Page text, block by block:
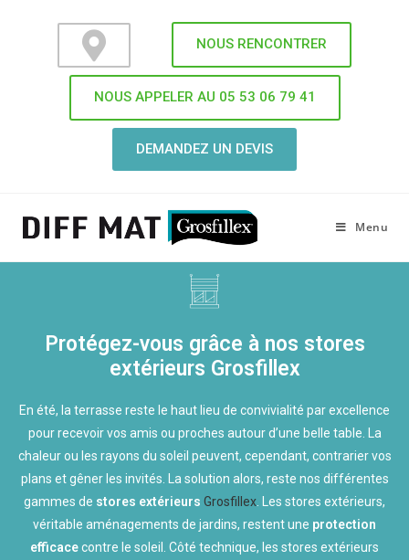
NOUS RENCONTRER
NOUS APPELER AU 05 53 06 79 41
DEMANDEZ UN DEVIS
Menu
Protégez-vous grâce à nos stores
extérieurs Grosfillex
En été, la terrasse reste le haut lieu de convivialité par excellence
pour recevoir vos amis ou proches autour d’une belle table. La
chaleur ou les rayons du soleil peuvent, cependant, contrarier vos
plans et gêner les invités. La solution alors, reste nos différentes
gammes de stores extérieurs Grosfillex . Les stores extérieurs,
véritable aménagements de jardins, restent une protection
efficacecontre le soleil. Côté technique, les stores extérieurs